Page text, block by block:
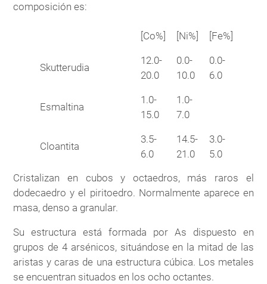
composición es:
[Co%] [Ni%] [Fe%]
Skutterudia
12.0-
20.0
0.0-
10.0
0.0-
6.0
Esmaltina
1.0-
15.0
1.0-
7.0
Cloantita
3.5-
6.0
14.5-
21.0
3.0-
5.0
Cristalizan en cubos y octaedros, más raros el
dodecaedro y el piritoedro. Normalmente aparece en
masa, denso a granular.
Su estructura está formada por As dispuesto en
grupos de 4 arsénicos, situándose en la mitad de las
aristas y caras de una estructura cúbica. Los metales
se encuentran situados en los ocho octantes.